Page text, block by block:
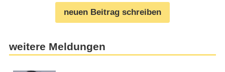
neuen Beitrag schreiben
weitere Meldungen